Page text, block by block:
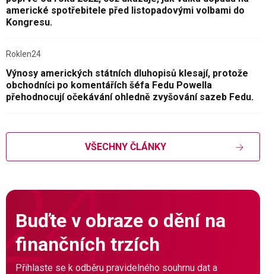
americké spotřebitele před listopadovými volbami do
Kongresu.
Roklen24
Výnosy amerických státních dluhopisů klesají, protože
obchodníci po komentářích šéfa Fedu Powella
přehodnocují očekávání ohledně zvyšování sazeb Fedu.
VŠECHNY ČLÁNKY
Buďte v obraze o dění na
finančních trzích
Přihlaste se k odběru pravidelného souhrnu dat a